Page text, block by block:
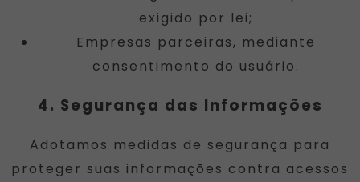
exigido por lei;
Empresas parceiras, mediante
consentimento do usuário.
4. Segurança das Informações
Adotamos medidas de segurança para
proteger suas informações contra acessos